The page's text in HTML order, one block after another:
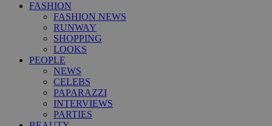
FASHION
FASHION NEWS
RUNWAY
SHOPPING
LOOKS
PEOPLE
NEWS
CELEBS
PAPARAZZI
INTERVIEWS
PARTIES